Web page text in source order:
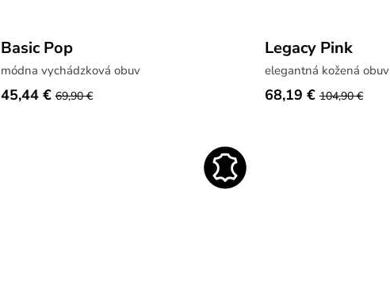
Basic Pop
módna vychádzková obuv
45,44 € 69,90 €
Legacy Pink
elegantná kožená obuv
68,19 € 104,90 €